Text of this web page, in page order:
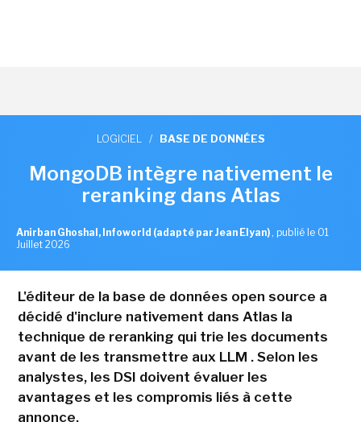
LOGICIEL / BASE DE DONNÉES
MongoDB intègre nativement le
reranking dans Atlas
Anirban Ghoshal, Infoworld (adapté par Jean Elyan) , publié le 01
Juillet 2026
L'éditeur de la base de données open source a
décidé d'inclure nativement dans Atlas la
technique de reranking qui trie les documents
avant de les transmettre aux LLM . Selon les
analystes, les DSI doivent évaluer les
avantages et les compromis liés à cette
annonce.